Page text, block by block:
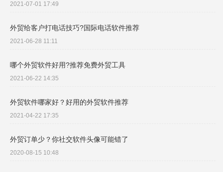
2021-07-01 17:49
外贸给客户打电话技巧?国际电话软件推荐
2021-06-28 11:11
哪个外贸软件好用?推荐免费外贸工具
2021-06-22 14:35
外贸软件哪家好？好用的外贸软件推荐
2021-04-22 17:35
外贸订单少？你社交软件头像可能错了
2020-08-15 10:48